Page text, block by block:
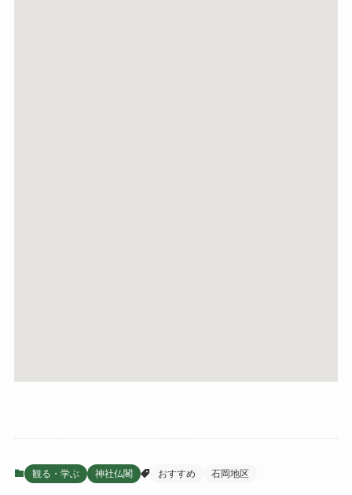
観る・学ぶ 神社仏閣 おすすめ 石岡地区